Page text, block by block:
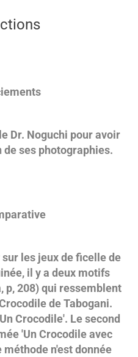
Dr. Noguchi pour avoir
ses photographies.
les jeux de ficelle de
il y a deux motifs
p, 208) qui ressemblent
de Tabogani.
Crocodile'. Le second
'Un Crocodile avec
méthode n'est donnée